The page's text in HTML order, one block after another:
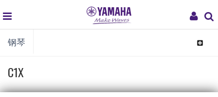
My
global
navigation
钢琴
Toggle
C1X